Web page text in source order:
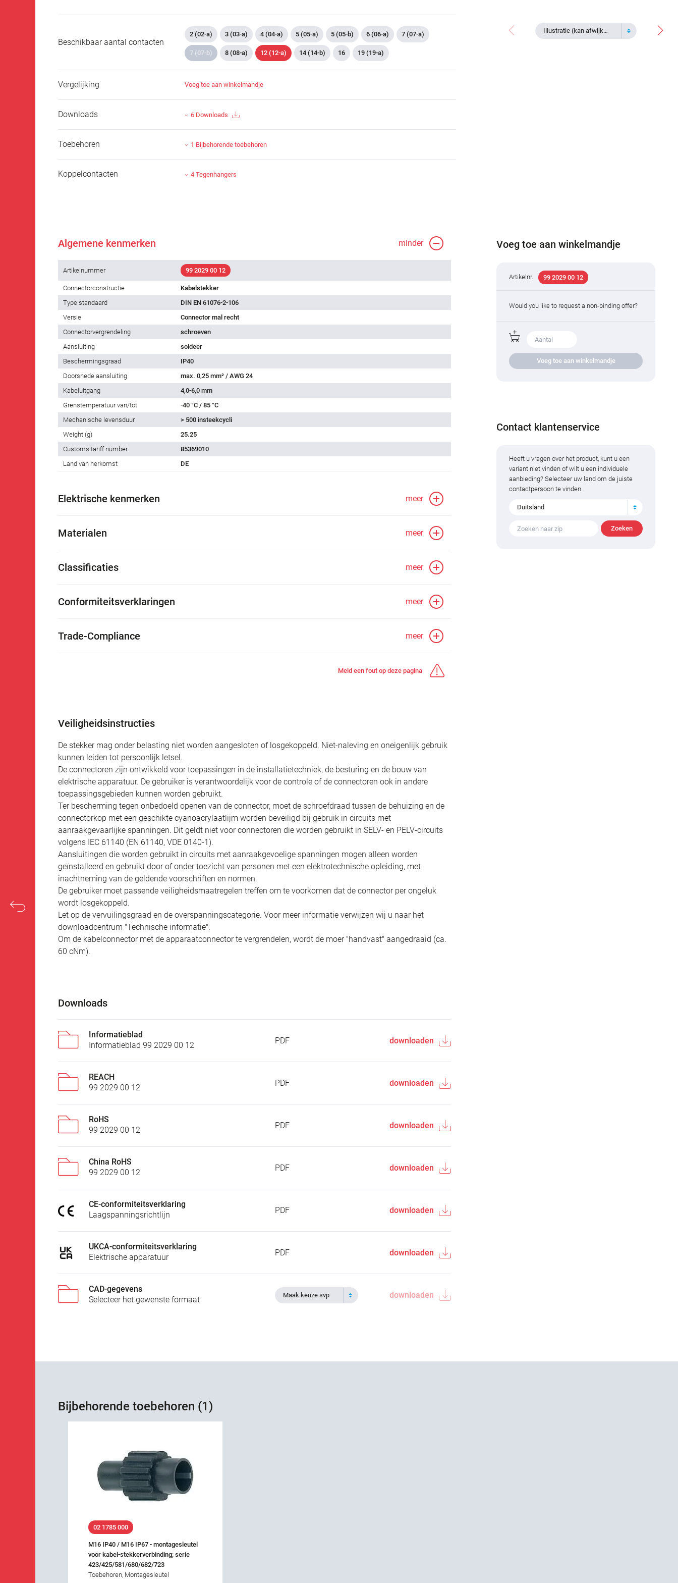
Illustratie (kan afwijken)
Beschikbaar aantal contacten
2 (02-a) 3 (03-a) 4 (04-a) 5 (05-a) 5 (05-b) 6 (06-a) 7 (07-a)
7 (07-b) 8 (08-a) 12 (12-a) 14 (14-b) 16 19 (19-a)
Vergelijking Voeg toe aan winkelmandje
Downloads 6 Downloads
Toebehoren 1 Bijbehorende toebehoren
Koppelcontacten 4 Tegenhangers
Algemene kenmerken minder
Artikelnummer 99 2029 00 12
Connectorconstructie
Kabelstekker
Type standaard
DIN EN 61076-2-106
Versie
Connector mal recht
Connectorvergrendeling
schroeven
Aansluiting
soldeer
Beschermingsgraad
IP40
Doorsnede aansluiting
max. 0,25 mm² / AWG 24
Kabeluitgang
4,0-6,0 mm
Grenstemperatuur van/tot
-40 °C / 85 °C
Mechanische levensduur
> 500 insteekcycli
Weight (g)
25.25
Customs tariff number
85369010
Land van herkomst
DE
Elektrische kenmerken meer
Materialen meer
Classificaties meer
Conformiteitsverklaringen meer
Trade-Compliance meer
Meld een fout op deze pagina
Veiligheidsinstructies
De stekker mag onder belasting niet worden aangesloten of losgekoppeld. Niet-naleving en oneigenlijk gebruik
kunnen leiden tot persoonlijk letsel.
De connectoren zijn ontwikkeld voor toepassingen in de installatietechniek, de besturing en de bouw van
elektrische apparatuur. De gebruiker is verantwoordelijk voor de controle of de connectoren ook in andere
toepassingsgebieden kunnen worden gebruikt.
Ter bescherming tegen onbedoeld openen van de connector, moet de schroefdraad tussen de behuizing en de
connectorkop met een geschikte cyanoacrylaatlijm worden beveiligd bij gebruik in circuits met
aanraakgevaarlijke spanningen. Dit geldt niet voor connectoren die worden gebruikt in SELV- en PELV-circuits
volgens IEC 61140 (EN 61140, VDE 0140-1).
Aansluitingen die worden gebruikt in circuits met aanraakgevoelige spanningen mogen alleen worden
geïnstalleerd en gebruikt door of onder toezicht van personen met een elektrotechnische opleiding, met
inachtneming van de geldende voorschriften en normen.
De gebruiker moet passende veiligheidsmaatregelen treffen om te voorkomen dat de connector per ongeluk
wordt losgekoppeld.
Let op de vervuilingsgraad en de overspanningscategorie. Voor meer informatie verwijzen wij u naar het
downloadcentrum "Technische informatie".
Om de kabelconnector met de apparaatconnector te vergrendelen, wordt de moer "handvast" aangedraaid (ca.
60 cNm).
Downloads
Informatieblad
Informatieblad 99 2029 00 12
PDF downloaden
REACH
99 2029 00 12
PDF downloaden
RoHS
99 2029 00 12
PDF downloaden
China RoHS
99 2029 00 12
PDF downloaden
CE-conformiteitsverklaring
Laagspanningsrichtlijn
PDF downloaden
UKCA-conformiteitsverklaring
Elektrische apparatuur
PDF downloaden
CAD-gegevens
Selecteer het gewenste formaat
Maak keuze svp downloaden
Voeg toe aan winkelmandje
Artikelnr. 99 2029 00 12
Would you like to request a non-binding offer?
Voeg toe aan winkelmandje
Contact klantenservice
Heeft u vragen over het product, kunt u een
variant niet vinden of wilt u een individuele
aanbieding? Selecteer uw land om de juiste
contactpersoon te vinden.
Duitsland
Bijbehorende toebehoren (1)
02 1785 000
M16 IP40 / M16 IP67 - montagesleutel
voor kabel-stekkerverbinding; serie
423/425/581/680/682/723
Toebehoren, Montagesleutel